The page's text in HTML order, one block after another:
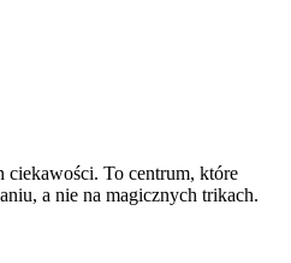
ciekawości. To centrum, które
a nie na magicznych trikach.